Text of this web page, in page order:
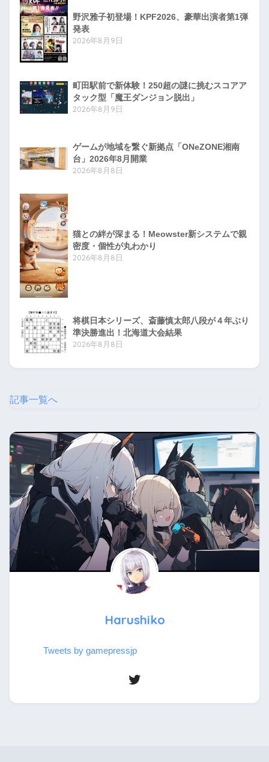
野沢雅子初登場！KPF2026、豪華出演者第1弾
発表
2026年8月9日
町田駅前で新体験！250超の謎に挑むスコアア
タック型「魔王ダンジョン脱出」
2026年8月9日
ゲームが地域を繋ぐ新拠点「ONeZONE湘南
台」2026年8月開業
2026年8月8日
猫との絆が深まる！Meowster新システムで親
密度・個性が丸わかり
2026年8月8日
将棋日本シリーズ、斎藤慎太郎八段が４年ぶり
準決勝進出！北海道大会結果
2026年8月8日
記事一覧へ
Harushiko
Tweets by gamepressjp